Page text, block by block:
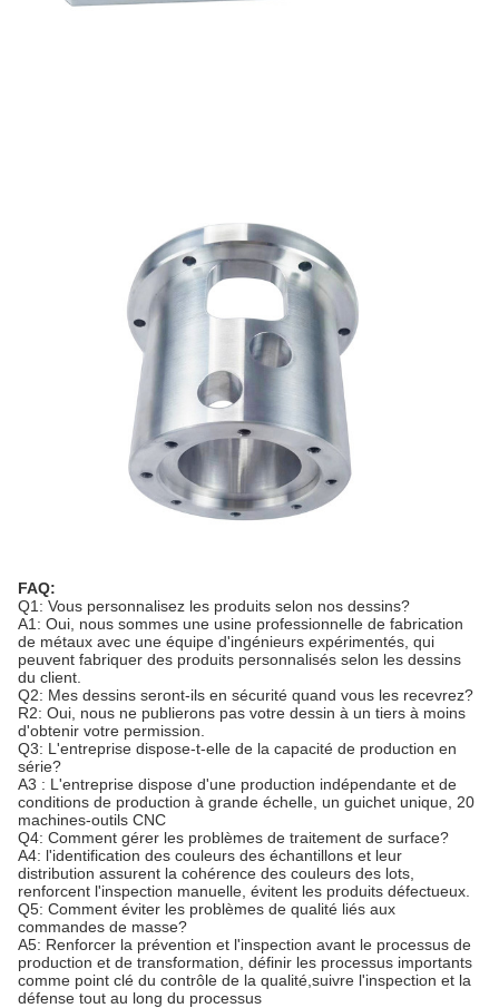
FAQ:
Q1: Vous personnalisez les produits selon nos dessins?
A1: Oui, nous sommes une usine professionnelle de fabrication
de métaux avec une équipe d'ingénieurs expérimentés, qui
peuvent fabriquer des produits personnalisés selon les dessins
du client.
Q2: Mes dessins seront-ils en sécurité quand vous les recevrez?
R2: Oui, nous ne publierons pas votre dessin à un tiers à moins
d'obtenir votre permission.
Q3: L'entreprise dispose-t-elle de la capacité de production en
série?
A3 : L'entreprise dispose d'une production indépendante et de
conditions de production à grande échelle, un guichet unique, 20
machines-outils CNC
Q4: Comment gérer les problèmes de traitement de surface?
A4: l'identification des couleurs des échantillons et leur
distribution assurent la cohérence des couleurs des lots,
renforcent l'inspection manuelle, évitent les produits défectueux.
Q5: Comment éviter les problèmes de qualité liés aux
commandes de masse?
A5: Renforcer la prévention et l'inspection avant le processus de
production et de transformation, définir les processus importants
comme point clé du contrôle de la qualité,suivre l'inspection et la
défense tout au long du processus